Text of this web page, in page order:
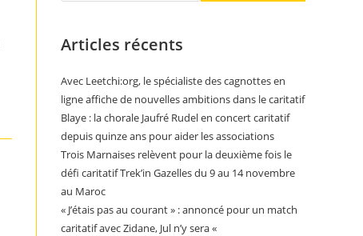
Articles récents
Avec Leetchi:org, le spécialiste des cagnottes en
ligne affiche de nouvelles ambitions dans le caritatif
Blaye : la chorale Jaufré Rudel en concert caritatif
depuis quinze ans pour aider les associations
Trois Marnaises relèvent pour la deuxième fois le
défi caritatif Trek’in Gazelles du 9 au 14 novembre
au Maroc
« J’étais pas au courant » : annoncé pour un match
caritatif avec Zidane, Jul n’y sera «